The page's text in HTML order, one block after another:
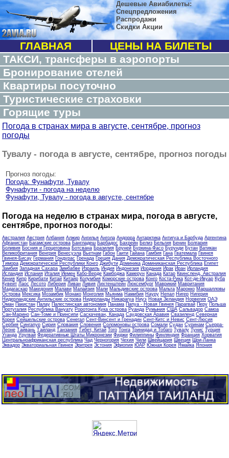
Дешевые Авиабилеты:
Спецпредложения
Распродажи
Скидки Акции
ГЛАВНАЯ
ЦЕНЫ НА БИЛЕТЫ
ТАКСИ, трансферы в аэропорты
Бронирование отелей
Квартиры посуточно
Туристические страховки
Горящие туры
Погода в странах мира в августе, сентябре, прогноз
погоды
Тувалу - погода в августе, сентябре, прогноз погоды
Прогноз погоды:
Погода: Фунафути, Тувалу
Фунафути - погода на неделю
Фунафути, Тувалу - погода в августе, сентябре
Погода на неделю в странах мира, погода в августе,
сентябре, прогноз погоды:
Австралия Австрия Албания Алжир Ангилья Ангола Андорра Антарктика Антигуа и Барбуда Аргентина
Афганистан Багамские острова Бангладеш Барбадос Бахрейн Белиз Бельгия Бенин Болгария
Боливия Босния и Герцеговина Ботсвана Бразилия Бруней Буркина-Фасо Бурунди Бутан Ватикан
Великобритания Венгрия Венесуэла Вьетнам Габон Гаити Гайана Гамбия Гана Гватемала Гвинея
Гвинея-Бисау Германия Гондурас Гренада Греция Дания Демократическая Республика Восточного
Тимора Демократической Республики Конго Джибути Доминика Доминиканская Республика Египет
Замбия Западная Сахара Зимбабве Израиль Индия Индонезия Иордания Ирак Иран Ирландия
Исландия Испания Италия Йемен Кабо-Верде Камбоджа Камерун Канада Катар Квинсленд, Австралия
Кения Кипр Кирибати Китай Китайр Колумбия Коморские острова Конго Коста-Рика Кот-де-Ивуар Куба
Кувейт Лаос Лесото Либерия Ливан Ливия Лихтенштейн Люксембург Маврикий Мавритания
Мадагаскар Македония Малави Малайзия Мали Мальдивские острова Мальта Марокко Маршалловы
Острова Мексика Мозамбик Монако Монголия Мьянма Намибия Науру Непал Нигер Нигерия
Нидерландские Антильские острова Нидерланды Никарагуа Ниуэ Новая Зеландия Норвегия ОАЭ
Оман Пакистан Палау Палестинская автономия Панама Папуа - Новая Гвинея Парагвай Перу Польша
Португалия Республика Вануату Роротонга Кука острова Руанда Румыния США Сальвадор Самоа
Сан-Марино Сан-Томе и Принсипи Саскачеван, Канада Саудовская Аравия Свазиленд Северная
Корея Сейшельские острова Сенегал Сент-Винсент и Гренадин Сент-Китс и Невис Сент-Люсия
Сербия Сингапур Сирия Словакия Словения Соломоновы острова Сомали Судан Суринам Сьерра-
Леоне Тайвань Тайланд Танзания Тибет, Китай Того Тонга Тринидад и Тобаго Тувалу Тунис Турция
Уганда Уругвай Федеративные Штаты Микронезии Фиджи Филиппины Финляндия Франция Хорватия
Центральноафриканская республика Чад Черногория Чехия Чили Швейцария Швеция Шри-Ланка
Эквадор Экваториальная Гвинея Эритрея Эстония Эфиопия ЮАР Южная Корея Ямайка Япония